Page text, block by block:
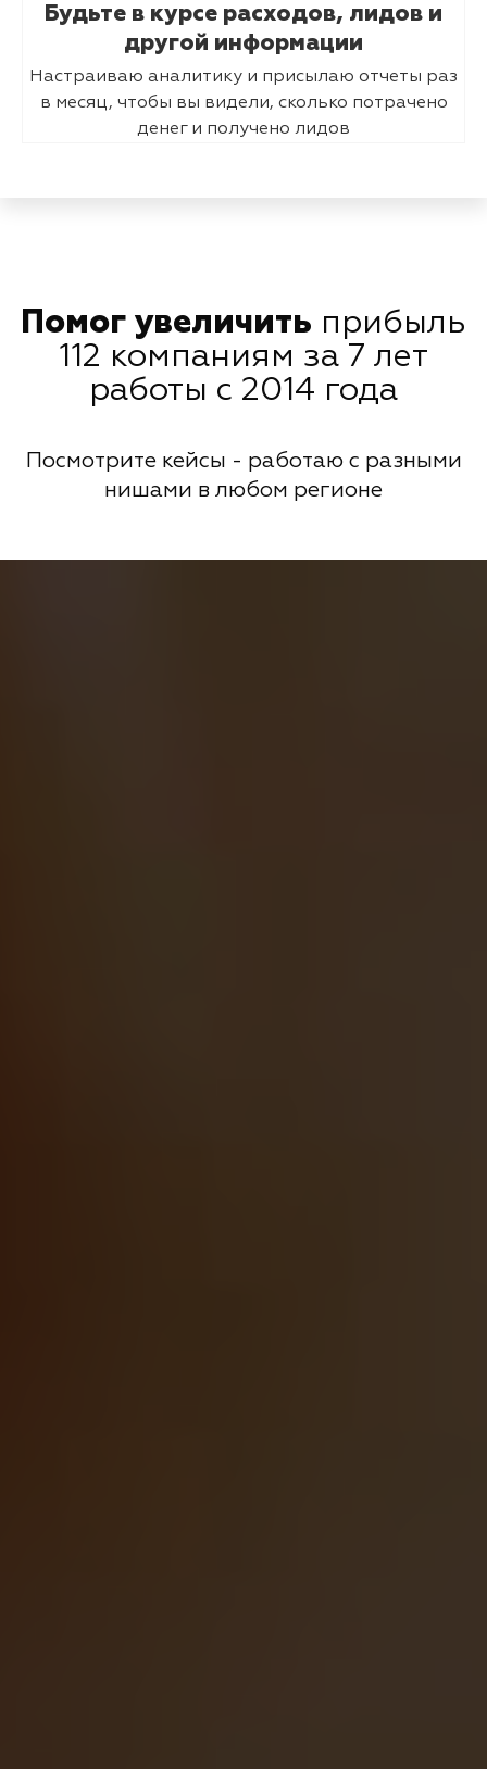
Будьте в курсе расходов, лидов и
другой информации
Настраиваю аналитику и присылаю отчеты раз
в месяц, чтобы вы видели, сколько потрачено
денег и получено лидов
Помог увеличить прибыль
112 компаниям за 7 лет
работы с 2014 года
Посмотрите кейсы - работаю с разными
нишами в любом регионе